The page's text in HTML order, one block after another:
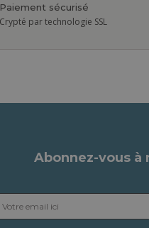
Paiement sécurisé
Crypté par technologie SSL
Abonnez-vous